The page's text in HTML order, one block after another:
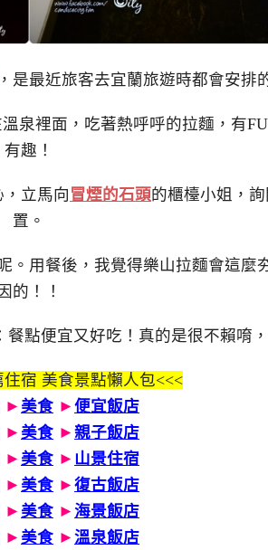
，是最近旅客去宜蘭旅遊時都會安排
泉裡面，吃著熱呼呼的拉麵，有
有趣！
立馬向 冒煙的石頭的櫃檯小姐，
置。
。用餐後，我覺得樂山拉麵會這麼
因的！！
點便宜又好吃！真的是很不賴唷
宿 美食景點懶人包<<<
► 美食 ► 便宜飯店
► 美食 ► 親子飯店
► 美食 ► 山景住宿
► 美食 ► 復古飯店
► 美食 ► 海景飯店
► 美食 ► 溫泉飯店